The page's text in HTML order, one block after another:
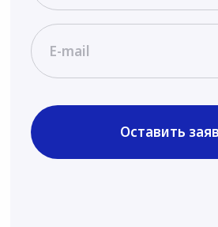
2026
Разработка сайта